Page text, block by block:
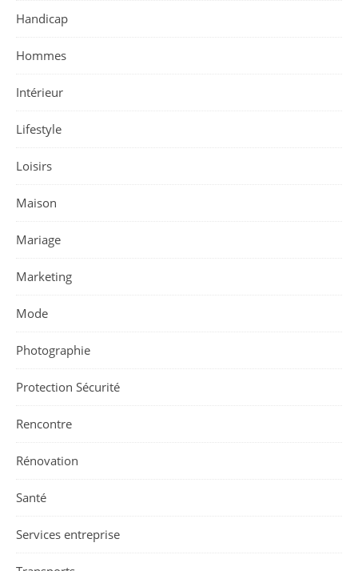
Handicap
Hommes
Intérieur
Lifestyle
Loisirs
Maison
Mariage
Marketing
Mode
Photographie
Protection Sécurité
Rencontre
Rénovation
Santé
Services entreprise